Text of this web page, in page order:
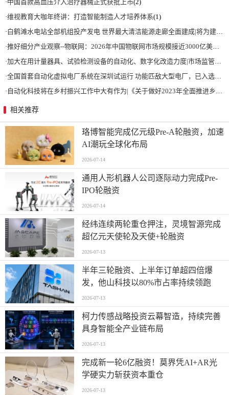
·中国首款高血压介入治疗器械正式获批上市(2)
·维视教育大咖年终讲：打造智能制造人才培养体系(1)
·白鹤滩水电站全部机组投产发电 世界最大清洁能源走廊全面建成|将为建设新型能源体系、保障国家能源安全、实现“双碳”目标提供有力支撑
·推好细分产业观察--物联网：2026年中国物联网市场规模接近3000亿美元 智慧工厂、智慧城市、智慧电网等将占60%以上
·加大在用计量器具、试验检测设备的自动化、数字化改造力度|市场监管总局 工业和信息化部 关于促进企业计量能力提升的指导意见
·全国首套自动化虚拟电厂系统在深圳试运行 功能匹敌大型电厂，已入选国际典型案例
· 自动化科技将在乡村振兴工作中大有作为|《关于做好2023年全面推进乡村振兴重点工作的意见》发布
相关推荐
珞博智能完成亿元级Pre-A轮融资，加速
AI潮玩全球化布局
2026-07-14
通用人形机器人公司逐际动力完成Pre-
IPO轮融资
2026-07-14
经纬连续两轮重仓押注，灵境智源完成
超亿元天使轮及天使+轮融资
2026-07-13
半年三轮融资、上半年订单超四倍爆
发，他山科技以80%市占率持续领跑
2026-07-13
柯力传感战略投资云幕智造，持续完善
具身智能全产业链布局
2026-07-13
完成新一轮6亿融资！莫界凭AI+AR光
学硬实力斩获资本重仓
2026-07-13